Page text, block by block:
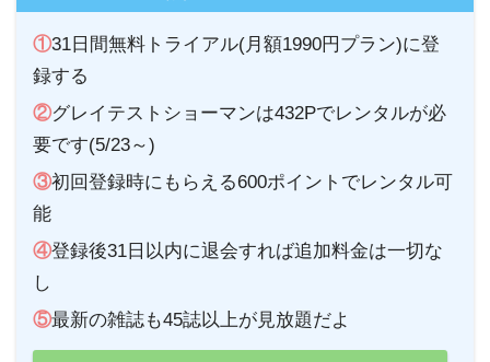
①31日間無料トライアル(月額1990円プラン)に登
録する
②グレイテストショーマンは432Pでレンタルが必
要です(5/23～)
③初回登録時にもらえる600ポイントでレンタル可
能
④登録後31日以内に退会すれば追加料金は一切な
し
⑤最新の雑誌も45誌以上が見放題だよ